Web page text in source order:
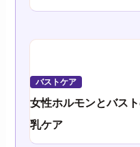
バストケア
女性ホルモンとバス
乳ケア